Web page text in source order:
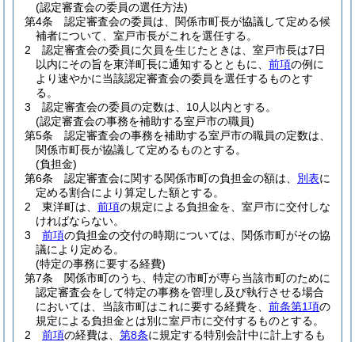
(認定審査会の委員の選任方法)
第4条
認定審査会の委員は、関係市町長が協議して定める候
補者について、室戸市長がこれを選任する。
2
認定審査会の委員に欠員を生じたときは、室戸市長は7日
以内にその旨を東洋町長に通知するとともに、 前項の例に
より速やかに当該認定審査会の委員を選任するものとす
る。
3
認定審査会の委員の定数は、10人以内とする。
(認定審査会の事務を補助する室戸市の職員)
第5条
認定審査会の事務を補助する室戸市の職員の定数は、
関係市町長が協議して定めるものとする。
(負担金)
第6条
認定審査会に関する関係市町の負担金の額は、 別表に
定める割合により算定した額とする。
2
東洋町は、 前項の規定による負担金を、室戸市に交付しな
ければならない。
3
前項の負担金の交付の時期については、関係市町がその協
議により定める。
(特定の事務に要する経費)
第7条
関係市町のうち、特定の市町が専ら当該市町のために
認定審査会をして特定の事務を管理し及び執行させる場合
においては、当該市町はこれに要する経費を、 前条第1項の
規定による負担金とは別に室戸市に交付するものとする。
2
前項の経費は、 第8条に規定する特別会計中に計上するも